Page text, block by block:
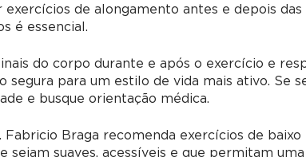
exercícios de alongamento antes e depois
é essencial.
do corpo durante e após o exercício e
segura para um estilo de vida mais ativo. Se
e busque orientação médica.
Fabricio Braga recomenda exercícios de
sejam suaves, acessíveis e que permitam